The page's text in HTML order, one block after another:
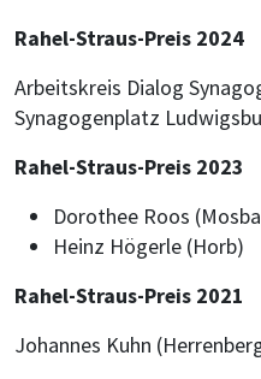
Rahel-Straus-Preis 2024
Arbeitskreis Dialog
Synagogenplatz
Rahel-Straus-Preis 2023
Dorothee Roos
Heinz Högerle (Horb)
Rahel-Straus-Preis 2021
Johannes Kuhn